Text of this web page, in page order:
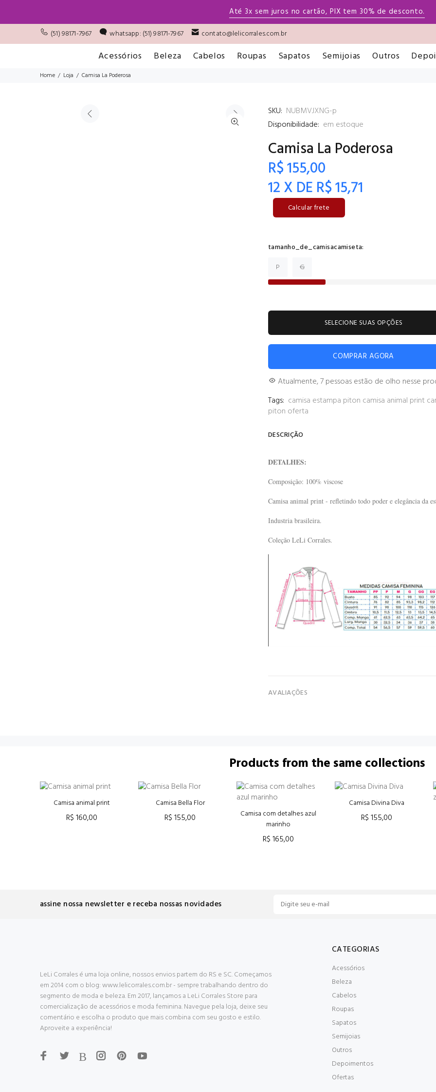
Até 3x sem juros no cartão, PIX tem 30% de desconto.
(51) 98171-7967 whatsapp: (51) 98171-7967 contato@lelicorrales.com.br
Acessórios Beleza Cabelos Roupas Sapatos Semijoias Outros
Home Loja Camisa La Poderosa
SKU: NUBMVJXNG-p
Disponibilidade: em estoque
Camisa La Poderosa
R$ 155,00
12 X DE R$ 15,71
Calcular frete
tamanho_de_camisacamiseta:
P
G
SELECIONE SUAS OPÇÕES
COMPRAR AGORA
Atualmente,7pessoas estão de olho nesse
Tags: camisa estampa piton camisa animal print
piton oferta
DESCRIÇÃO
DETALHES:
Composição: 100% viscose
Camisa animal print - refletindo todo poder e elegância da
Industria brasileira.
Coleção LeLi Corrales.
AVALIAÇÕES
Products from the same collections
Camisa animal print
R$ 160,00
Camisa Bella Flor
R$ 155,00
Camisa com detalhes azul
marinho
R$ 165,00
Camisa Divina Diva
R$ 155,00
assine nossa newsletter e receba nossas novidades
LeLi Corrales é uma loja online, nossos envios partem do RS e SC. Começamos
em 2014 com o blog: www.lelicorrales.com.br - sempre trabalhando dentro do
segmento de moda e beleza. Em 2017, lançamos a LeLi Corrales Store para
comercialização de acessórios e moda feminina. Navegue pela loja, deixe seu
comentário e escolha o produto que mais combina com seu gosto e estilo.
Aproveite a experiência!
CATEGORIAS
Acessórios
Beleza
Cabelos
Roupas
Sapatos
Semijoias
Outros
Depoimentos
Ofertas